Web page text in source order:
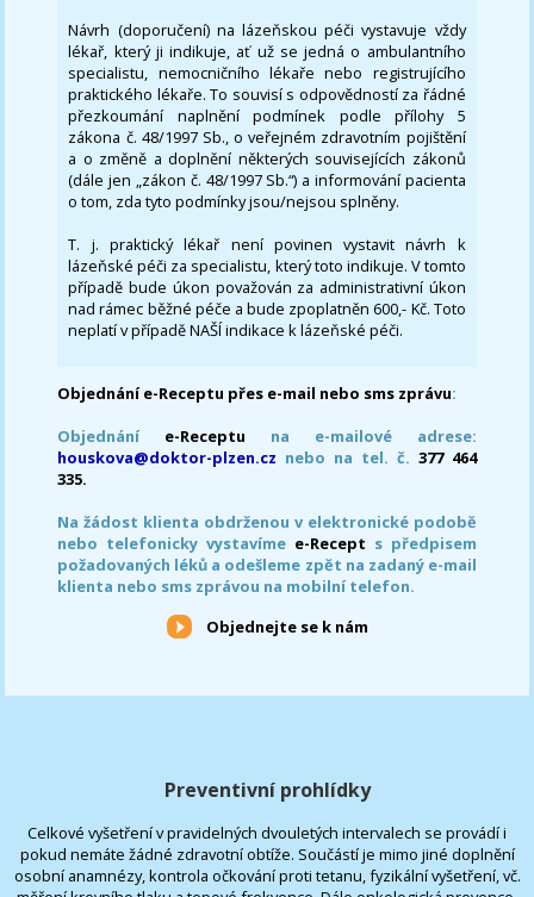
Návrh (doporučení) na lázeňskou péči vystavuje vždy
lékař, který ji indikuje, ať už se jedná o ambulantního
specialistu, nemocničního lékaře nebo registrujícího
praktického lékaře. To souvisí s odpovědností za řádné
přezkoumání naplnění podmínek podle přílohy 5
zákona č. 48/1997 Sb., o veřejném zdravotním pojištění
a o změně a doplnění některých souvisejících zákonů
(dále jen „zákon č. 48/1997 Sb.“) a informování pacienta
o tom, zda tyto podmínky jsou/nejsou splněny.
T. j. praktický lékař není povinen vystavit návrh k
lázeňské péči za specialistu, který toto indikuje. V tomto
případě bude úkon považován za administrativní úkon
nad rámec běžné péče a bude zpoplatněn 600,- Kč. Toto
neplatí v případě NAŠÍ indikace k lázeňské péči.
Objednání e-Receptu přes e-mail nebo sms zprávu:
Objednání e-Receptu na e-mailové adrese:
houskova@doktor-plzen.cz nebo na tel. č. 377 464
335.
Na žádost klienta obdrženou v elektronické podobě
nebo telefonicky vystavíme e-Recept s předpisem
požadovaných léků a odešleme zpět na zadaný e-mail
klienta nebo sms zprávou na mobilní telefon.
Objednejte se k nám
Preventivní prohlídky
Celkové vyšetření v pravidelných dvouletých intervalech se provádí i
pokud nemáte žádné zdravotní obtíže. Součástí je mimo jiné doplnění
osobní anamnézy, kontrola očkování proti tetanu, fyzikální vyšetření, vč.